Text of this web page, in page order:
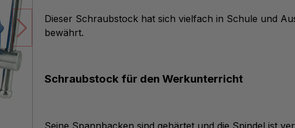
Dieser Schraubstock hat sich vielfach in Schule und
bewährt.
Schraubstock für den Werkunterricht
Seine Spannbacken sind gehärtet und die Spindel ist